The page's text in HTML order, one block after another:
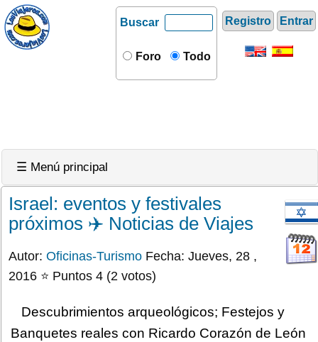
Registro Entrar
Buscar
Foro Todo
☰ Menú principal
Israel: eventos y festivales
próximos ✈️ Noticias de Viajes
Autor: Oficinas-Turismo Fecha: Jueves, 28 ,
2016 ⭐ Puntos 4 (2 votos)
Descubrimientos arqueológicos; Festejos y
Banquetes reales con Ricardo Corazón de León